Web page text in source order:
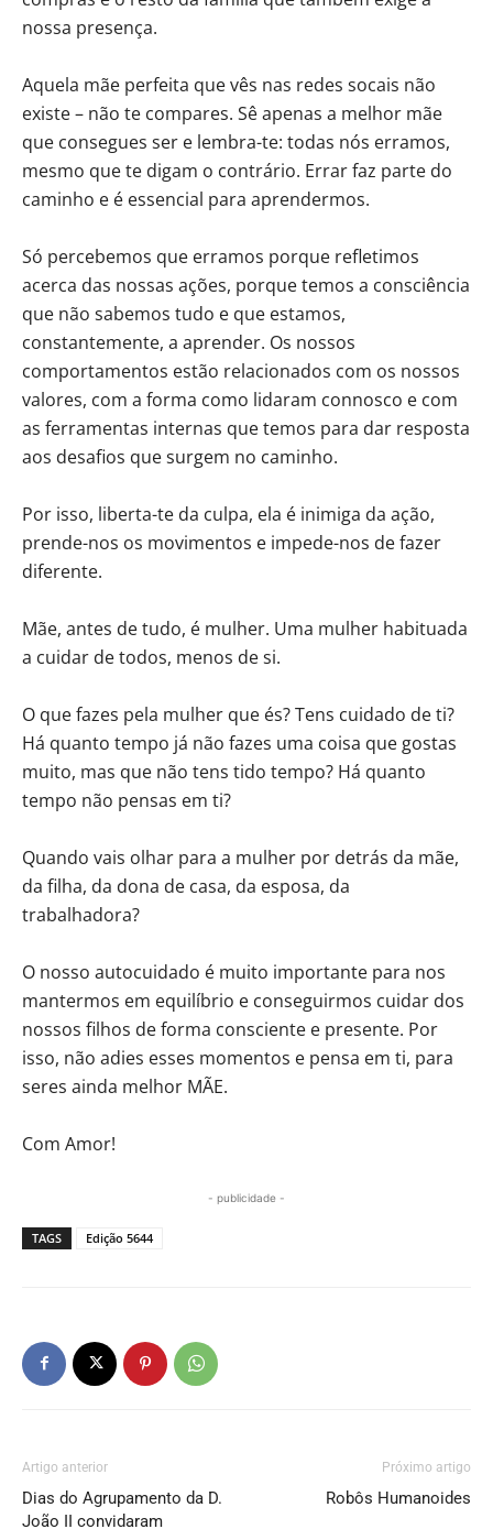
nossa presença.
Aquela mãe perfeita que vês nas redes socais não
existe – não te compares. Sê apenas a melhor mãe
que consegues ser e lembra-te: todas nós erramos,
mesmo que te digam o contrário. Errar faz parte do
caminho e é essencial para aprendermos.
Só percebemos que erramos porque refletimos
acerca das nossas ações, porque temos a consciência
que não sabemos tudo e que estamos,
constantemente, a aprender. Os nossos
comportamentos estão relacionados com os nossos
valores, com a forma como lidaram connosco e com
as ferramentas internas que temos para dar resposta
aos desafios que surgem no caminho.
Por isso, liberta-te da culpa, ela é inimiga da ação,
prende-nos os movimentos e impede-nos de fazer
diferente.
Mãe, antes de tudo, é mulher. Uma mulher habituada
a cuidar de todos, menos de si.
O que fazes pela mulher que és? Tens cuidado de ti?
Há quanto tempo já não fazes uma coisa que gostas
muito, mas que não tens tido tempo? Há quanto
tempo não pensas em ti?
Quando vais olhar para a mulher por detrás da mãe,
da filha, da dona de casa, da esposa, da
trabalhadora?
O nosso autocuidado é muito importante para nos
mantermos em equilíbrio e conseguirmos cuidar dos
nossos filhos de forma consciente e presente. Por
isso, não adies esses momentos e pensa em ti, para
seres ainda melhor MÃE.
Com Amor!
- publicidade -
TAGS Edição 5644
Artigo anterior
Dias do Agrupamento da D.
João II convidaram
Próximo artigo
Robôs Humanoides